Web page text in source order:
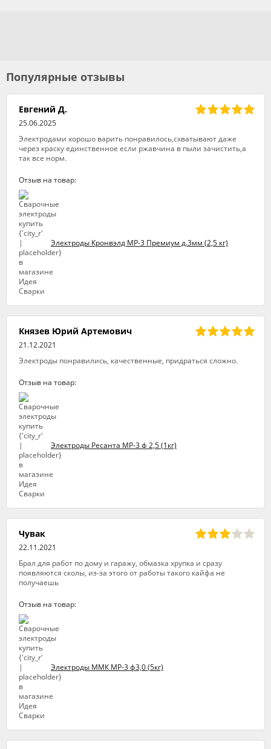
Популярные отзывы
Евгений Д.
25.06.2025
Электродами хорошо варить понравилось,схватывают даже
через краску единственное если ржавчина в пыли зачистить,а
так все норм.
Отзыв на товар:
Электроды Кронвэлд МР-3 Премиум д.3мм (2,5 кг)
Князев Юрий Артемович
21.12.2021
Электроды понравились, качественные, придраться сложно.
Отзыв на товар:
Электроды Ресанта МР-3 ф 2,5 (1кг)
Чувак
22.11.2021
Брал для работ по дому и гаражу, обмазка хрупка и сразу
появляются сколы, из-за этого от работы такого кайфа не
получаешь
Отзыв на товар:
Электроды ММК МР-3 ф3,0 (5кг)